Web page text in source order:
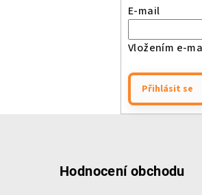
E-mail
Vložením e-
Přihlásit se
Hodnocení obchodu